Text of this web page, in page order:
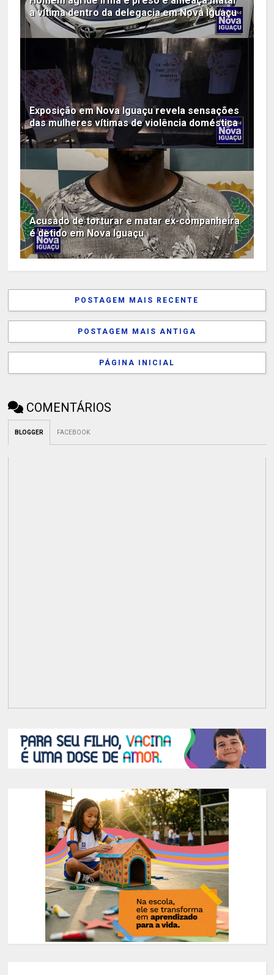
a vítima dentro da delegacia em Nova Iguaçu
Exposição em Nova Iguaçu revela sensações
das mulheres vítimas de violência doméstica
Acusado de torturar e matar ex-companheira
é detido em Nova Iguaçu
POSTAGEM MAIS RECENTE
POSTAGEM MAIS ANTIGA
PÁGINA INICIAL
COMENTÁRIOS
BLOGGER FACEBOOK